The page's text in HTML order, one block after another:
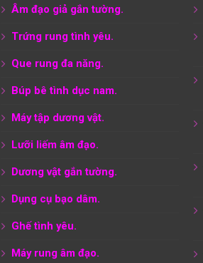
Âm đạo giả gắn tường.
Trứng rung tình yêu.
Que rung đa năng.
Búp bê tình dục nam.
Máy tập dương vật.
Lưỡi liếm âm đạo.
Dương vật gắn tường.
Dụng cụ bạo dâm.
Ghế tình yêu.
Máy rung âm đạo.